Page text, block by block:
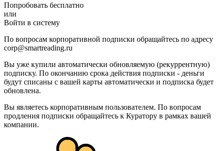
Попробовать бесплатно
или
Войти в систему
По вопросам корпоративной подписки обращайтесь по адресу
corp@smartreading.ru
Вы уже купили автоматически обновляемую (рекуррентную)
подписку. По окончанию срока действия подписки - деньги
будут списаны с вашей карты автоматически и подписка будет
обновлена.
Вы являетесь корпоративным пользователем. По вопросам
продления подписки обращайтесь к Куратору в рамках вашей
компании.